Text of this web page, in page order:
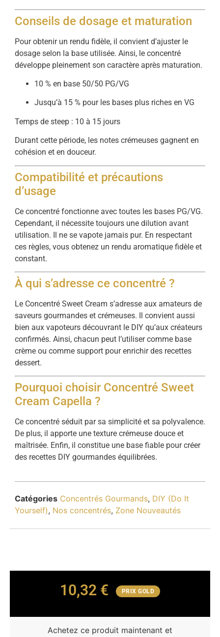
Conseils de dosage et maturation
Pour obtenir un rendu fidèle, il convient d’ajuster le
dosage selon la base utilisée. Ainsi, le concentré
développe pleinement son caractère après maturation.
10 % en base 50/50 PG/VG
Jusqu’à 15 % pour les bases plus riches en VG
Temps de steep : 10 à 15 jours
Durant cette période, les notes crémeuses gagnent en
cohésion et en douceur.
Compatibilité et précautions
d’usage
Ce concentré fonctionne avec toutes les bases PG/VG.
Cependant, il nécessite toujours une dilution avant
utilisation. Il ne se vapote jamais pur. En respectant
ces règles, vous obtenez un rendu aromatique fidèle et
constant.
À qui s’adresse ce concentré ?
Le Concentré Sweet Cream s’adresse aux amateurs de
saveurs gourmandes et crémeuses. Il convient aussi
bien aux vapoteurs découvrant le DIY qu’aux créateurs
confirmés. Ainsi, chacun peut l’utiliser comme base
crème ou comme support pour enrichir des recettes
dessert.
Pourquoi choisir Concentré Sweet
Cream Capella ?
Ce concentré séduit par sa simplicité et sa polyvalence.
De plus, il apporte une texture crémeuse douce et
maîtrisée. Enfin, il constitue une base fiable pour créer
des recettes DIY gourmandes équilibrées.
Catégories Concentrés Gourmands, DIY (Do It
Yourself), Nos concentrés, Zone Nouveautés
10,32 € PRIX GOLD
Achetez ce produit maintenant et